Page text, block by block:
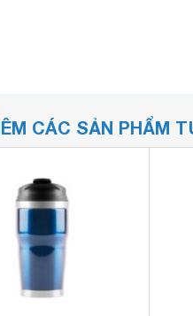
CÁC SẢN PHẨM